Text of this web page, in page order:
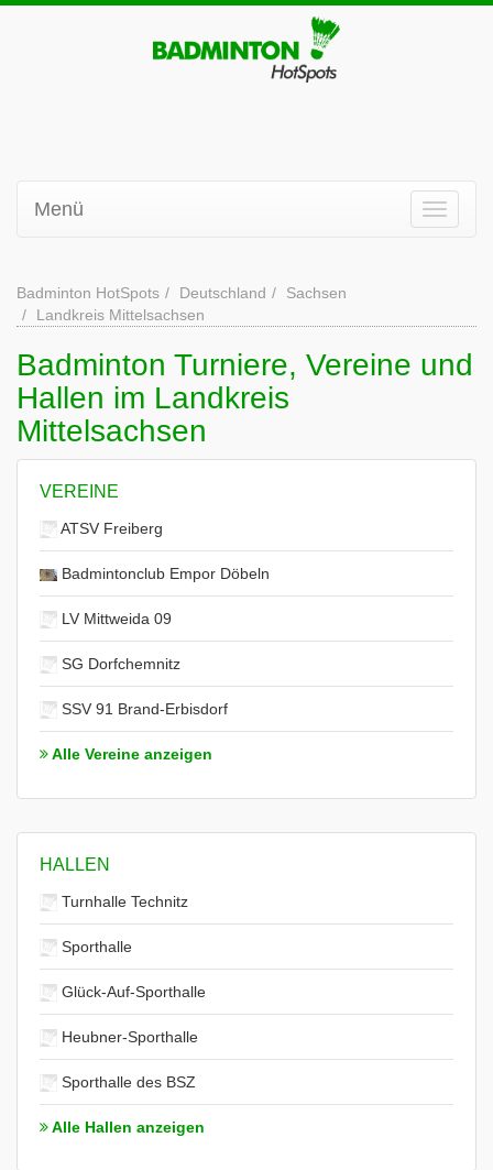
Menü
Badminton HotSpots Deutschland
Sachsen
Landkreis Mittelsachsen
Badminton Turniere, Vereine und
Hallen im Landkreis
Mittelsachsen
VEREINE
ATSV Freiberg
Badmintonclub Empor Döbeln
LV Mittweida 09
SG Dorfchemnitz
SSV 91 Brand-Erbisdorf
Alle Vereine anzeigen
HALLEN
Turnhalle Technitz
Sporthalle
Glück-Auf-Sporthalle
Heubner-Sporthalle
Sporthalle des BSZ
Alle Hallen anzeigen